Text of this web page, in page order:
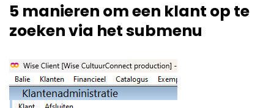
5 manieren om een klant op te
zoeken via het submenu